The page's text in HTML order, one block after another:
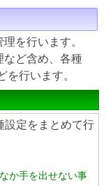
を行います。
など含め、各種
行います。
設定をまとめて行
か手を出せない事